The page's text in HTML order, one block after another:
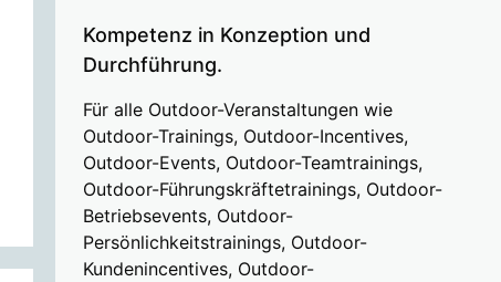
Kompetenz in Konzeption und
Durchführung.
Für alle Outdoor-Veranstaltungen wie
Outdoor-Trainings, Outdoor-Incentives,
Outdoor-Events, Outdoor-Teamtrainings,
Outdoor-Führungskräftetrainings, Outdoor-
Betriebsevents, Outdoor-
Persönlichkeitstrainings, Outdoor-
Kundenincentives, Outdoor-